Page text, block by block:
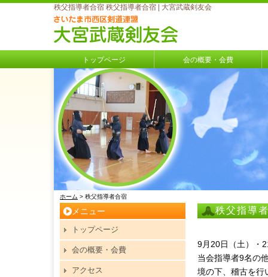
秩父指導者合宿 秩父指導者合宿 | 大宮武蔵剣友会
トップページ 会の概要・会費
ホーム > 秩父指導者合宿
秩父指導
9月20日（土）・
当会指導者9名の
境の下、稽古を行
メニュー
トップページ
会の概要・会費
アクセス